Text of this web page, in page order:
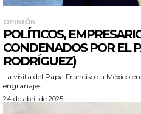
OPINIÓN
POLÍTICOS,
CONDENADOS POR EL
RODRÍGUEZ)
La visita del Papa Francisco a México
engranajes...
24 de abril de 2025